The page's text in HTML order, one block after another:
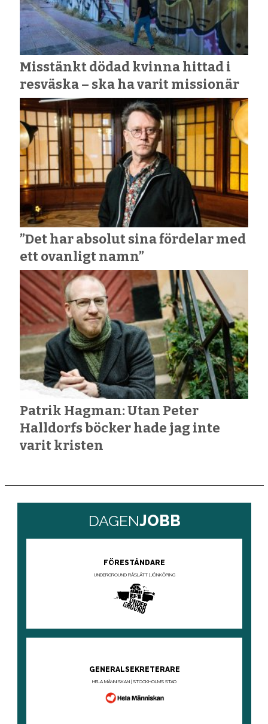
Misstänkt dödad kvinna hittad i
resväska – ska ha varit missionär
”Det har absolut sina fördelar med
ett ovanligt namn”
Patrik Hagman: Utan Peter
Halldorfs böcker hade jag inte
varit kristen